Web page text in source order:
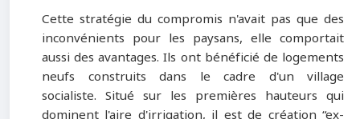
Cette stratégie du compromis n'avait pas que des
inconvénients pour les paysans, elle comportait
aussi des avantages. Ils ont bénéficié de logements
neufs construits dans le cadre d'un village
socialiste. Situé sur les premières hauteurs qui